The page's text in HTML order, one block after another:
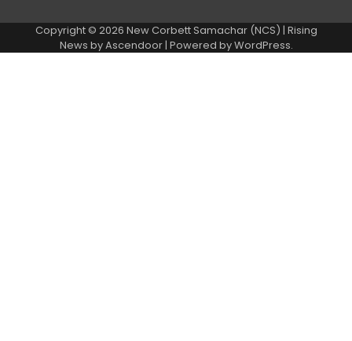
Copyright © 2026 New Corbett Samachar (NCS) | Rising
News byAscendoor| Powered byWordPress.